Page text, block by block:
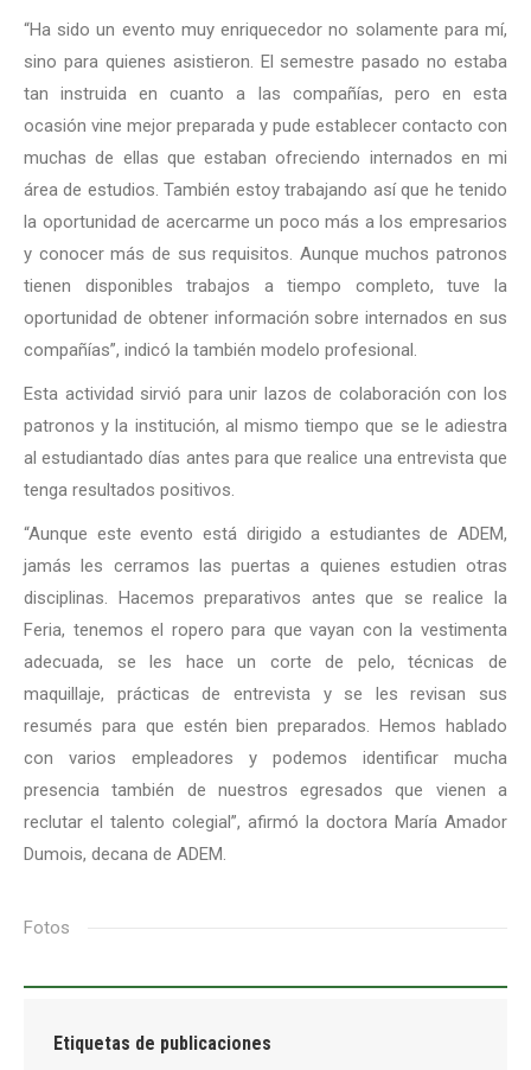
“Ha sido un evento muy enriquecedor no solamente para mí,
sino para quienes asistieron. El semestre pasado no estaba
tan instruida en cuanto a las compañías, pero en esta
ocasión vine mejor preparada y pude establecer contacto con
muchas de ellas que estaban ofreciendo internados en mi
área de estudios. También estoy trabajando así que he tenido
la oportunidad de acercarme un poco más a los empresarios
y conocer más de sus requisitos. Aunque muchos patronos
tienen disponibles trabajos a tiempo completo, tuve la
oportunidad de obtener información sobre internados en sus
compañías”, indicó la también modelo profesional.
Esta actividad sirvió para unir lazos de colaboración con los
patronos y la institución, al mismo tiempo que se le adiestra
al estudiantado días antes para que realice una entrevista que
tenga resultados positivos.
“Aunque este evento está dirigido a estudiantes de ADEM,
jamás les cerramos las puertas a quienes estudien otras
disciplinas. Hacemos preparativos antes que se realice la
Feria, tenemos el ropero para que vayan con la vestimenta
adecuada, se les hace un corte de pelo, técnicas de
maquillaje, prácticas de entrevista y se les revisan sus
resumés para que estén bien preparados. Hemos hablado
con varios empleadores y podemos identificar mucha
presencia también de nuestros egresados que vienen a
reclutar el talento colegial”, afirmó la doctora María Amador
Dumois, decana de ADEM.
Fotos
Etiquetas de publicaciones